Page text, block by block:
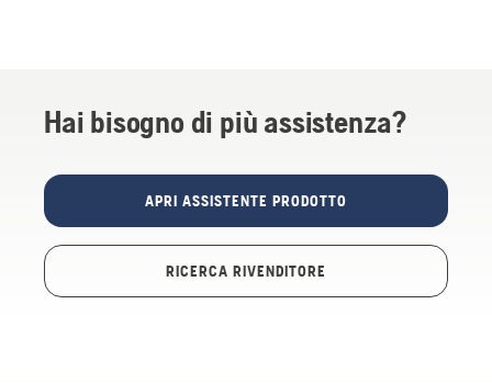
Hai bisogno di più assistenza?
APRI ASSISTENTE PRODOTTO
RICERCA RIVENDITORE